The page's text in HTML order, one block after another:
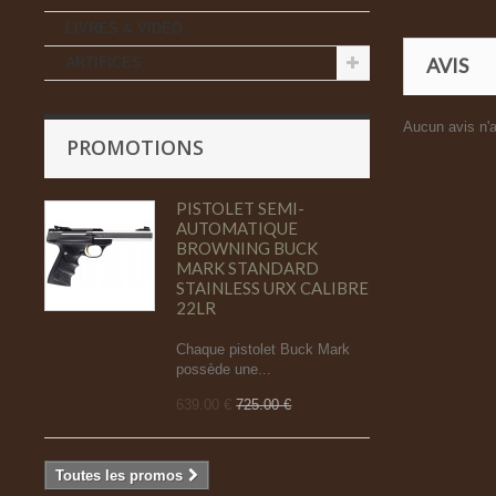
LIVRES & VIDEO
ARTIFICES
PROMOTIONS
PISTOLET SEMI-
AUTOMATIQUE
BROWNING BUCK
MARK STANDARD
STAINLESS URX CALIBRE
22LR
Chaque pistolet Buck Mark
possède une...
639.00 €725.00 €
Toutes les promos
AVIS
Aucun avis